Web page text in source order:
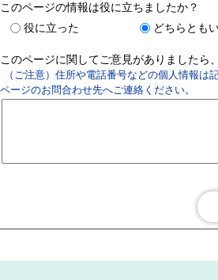
このページの情報は役に立ちましたか？
役に立った
どちらとも
このページに関してご意見がありましたら
（ご注意）住所や電話番号などの個人情報
ページのお問合わせ先へご連絡ください。